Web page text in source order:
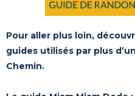
Pour aller plus loin,
guides utilisés par plus
Chemin.